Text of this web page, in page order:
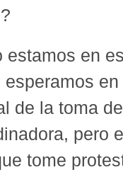
en
de la toma
pero
tome